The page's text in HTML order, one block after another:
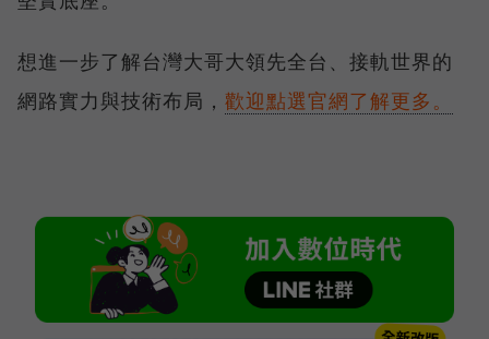
想進一步了解台灣大哥大領先全台、接軌世界的
網路實力與技術布局， 歡迎點選官網了解更多。